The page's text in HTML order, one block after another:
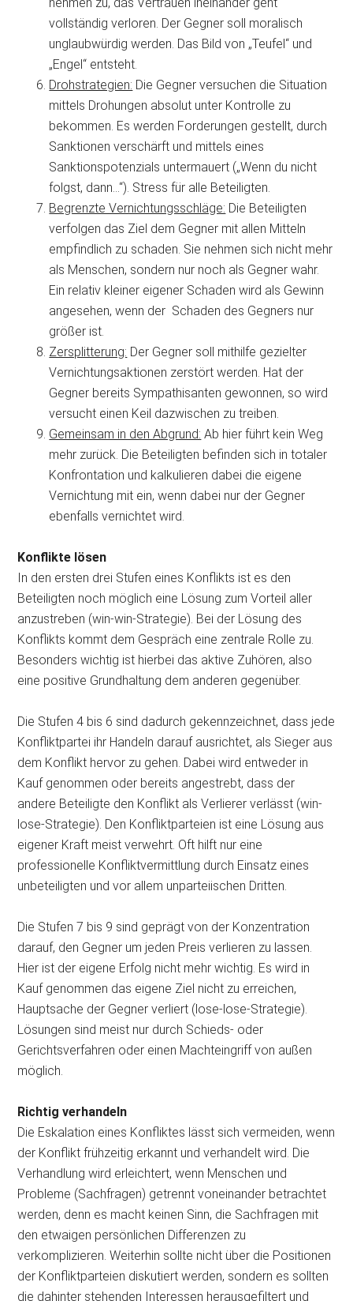
vollständig verloren. Der Gegner soll moralisch
unglaubwürdig werden. Das Bild von „Teufel“ und
„Engel“ entsteht.
Drohstrategien: Die Gegner versuchen die Situation
mittels Drohungen absolut unter Kontrolle zu
bekommen. Es werden Forderungen gestellt, durch
Sanktionen verschärft und mittels eines
Sanktionspotenzials untermauert („Wenn du nicht
folgst, dann…“). Stress für alle Beteiligten.
Begrenzte Vernichtungsschläge: Die Beteiligten
verfolgen das Ziel dem Gegner mit allen Mitteln
empfindlich zu schaden. Sie nehmen sich nicht mehr
als Menschen, sondern nur noch als Gegner wahr.
Ein relativ kleiner eigener Schaden wird als Gewinn
angesehen, wenn der Schaden des Gegners nur
größer ist.
Zersplitterung: Der Gegner soll mithilfe gezielter
Vernichtungsaktionen zerstört werden. Hat der
Gegner bereits Sympathisanten gewonnen, so wird
versucht einen Keil dazwischen zu treiben.
Gemeinsam in den Abgrund: Ab hier führt kein Weg
mehr zurück. Die Beteiligten befinden sich in totaler
Konfrontation und kalkulieren dabei die eigene
Vernichtung mit ein, wenn dabei nur der Gegner
ebenfalls vernichtet wird.
Konflikte lösen
In den ersten drei Stufen eines Konflikts ist es den
Beteiligten noch möglich eine Lösung zum Vorteil aller
anzustreben (win-win-Strategie). Bei der Lösung des
Konflikts kommt dem Gespräch eine zentrale Rolle zu.
Besonders wichtig ist hierbei das aktive Zuhören, also
eine positive Grundhaltung dem anderen gegenüber.
Die Stufen 4 bis 6 sind dadurch gekennzeichnet, dass jede
Konfliktpartei ihr Handeln darauf ausrichtet, als Sieger aus
dem Konflikt hervor zu gehen. Dabei wird entweder in
Kauf genommen oder bereits angestrebt, dass der
andere Beteiligte den Konflikt als Verlierer verlässt (win-
lose-Strategie). Den Konfliktparteien ist eine Lösung aus
eigener Kraft meist verwehrt. Oft hilft nur eine
professionelle Konfliktvermittlung durch Einsatz eines
unbeteiligten und vor allem unparteiischen Dritten.
Die Stufen 7 bis 9 sind geprägt von der Konzentration
darauf, den Gegner um jeden Preis verlieren zu lassen.
Hier ist der eigene Erfolg nicht mehr wichtig. Es wird in
Kauf genommen das eigene Ziel nicht zu erreichen,
Hauptsache der Gegner verliert (lose-lose-Strategie).
Lösungen sind meist nur durch Schieds- oder
Gerichtsverfahren oder einen Machteingriff von außen
möglich.
Richtig verhandeln
Die Eskalation eines Konfliktes lässt sich vermeiden, wenn
der Konflikt frühzeitig erkannt und verhandelt wird. Die
Verhandlung wird erleichtert, wenn Menschen und
Probleme (Sachfragen) getrennt voneinander betrachtet
werden, denn es macht keinen Sinn, die Sachfragen mit
den etwaigen persönlichen Differenzen zu
verkomplizieren. Weiterhin sollte nicht über die Positionen
der Konfliktparteien diskutiert werden, sondern es sollten
die dahinter stehenden Interessen herausgefiltert und